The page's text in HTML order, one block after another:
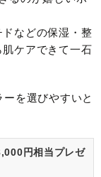
などの保湿・整
ケアできて一石
を選びやすいと
円相当プレゼ